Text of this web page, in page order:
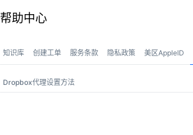
帮助中心
知识库 创建工单 服务条款 隐私政策 美区AppleID
Dropbox代理设置方法